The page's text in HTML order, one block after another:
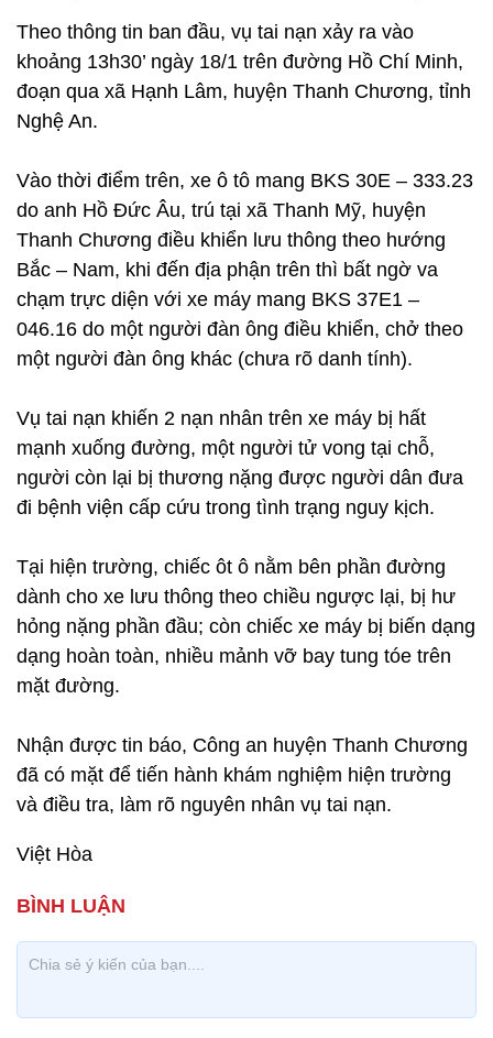
Theo thông tin ban đầu, vụ tai nạn xảy ra vào
khoảng 13h30’ ngày 18/1 trên đường Hồ Chí Minh,
đoạn qua xã Hạnh Lâm, huyện Thanh Chương, tỉnh
Nghệ An.
Vào thời điểm trên, xe ô tô mang BKS 30E – 333.23
do anh Hồ Đức Âu, trú tại xã Thanh Mỹ, huyện
Thanh Chương điều khiển lưu thông theo hướng
Bắc – Nam, khi đến địa phận trên thì bất ngờ va
chạm trực diện với xe máy mang BKS 37E1 –
046.16 do một người đàn ông điều khiển, chở theo
một người đàn ông khác (chưa rõ danh tính).
Vụ tai nạn khiến 2 nạn nhân trên xe máy bị hất
mạnh xuống đường, một người tử vong tại chỗ,
người còn lại bị thương nặng được người dân đưa
đi bệnh viện cấp cứu trong tình trạng nguy kịch.
Tại hiện trường, chiếc ôt ô nằm bên phần đường
dành cho xe lưu thông theo chiều ngược lại, bị hư
hỏng nặng phần đầu; còn chiếc xe máy bị biến dạng
dạng hoàn toàn, nhiều mảnh vỡ bay tung tóe trên
mặt đường.
Nhận được tin báo, Công an huyện Thanh Chương
đã có mặt để tiến hành khám nghiệm hiện trường
và điều tra, làm rõ nguyên nhân vụ tai nạn.
Việt Hòa